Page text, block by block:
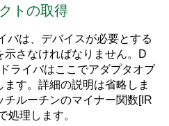
トの取得
バは、デバイスが必要とする
示さなければなりません。D
ライバはここでアダプタオブ
す。詳細の説明は省略しま
ルーチンのマイナー関数[IR
処理します。